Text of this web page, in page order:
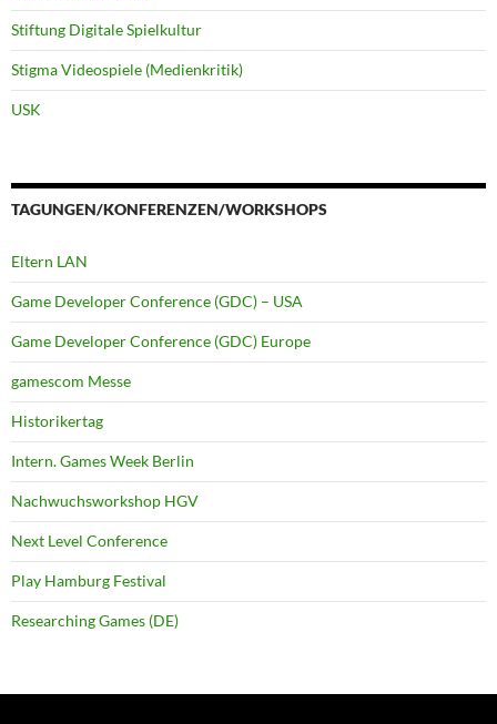
Stiftung Digitale Spielkultur
Stigma Videospiele (Medienkritik)
USK
TAGUNGEN/KONFERENZEN/WORKSHOPS
Eltern LAN
Game Developer Conference (GDC) – USA
Game Developer Conference (GDC) Europe
gamescom Messe
Historikertag
Intern. Games Week Berlin
Nachwuchsworkshop HGV
Next Level Conference
Play Hamburg Festival
Researching Games (DE)